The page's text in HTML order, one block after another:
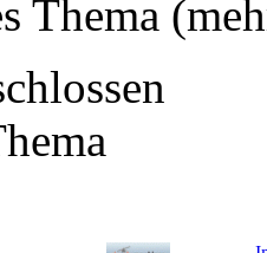
Thema